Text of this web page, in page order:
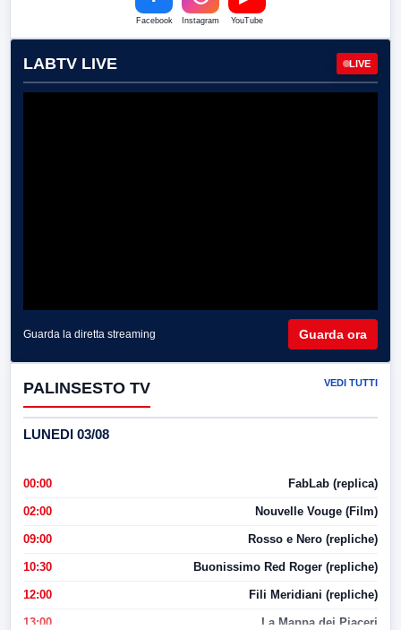
Facebook Instagram YouTube
LABTV LIVE LIVE
Guarda la diretta streaming Guarda ora
PALINSESTO TV VEDI TUTTI
LUNEDI 03/08
00:00 FabLab (replica)
02:00 Nouvelle Vouge (Film)
09:00 Rosso e Nero (repliche)
10:30 Buonissimo Red Roger (repliche)
12:00 Fili Meridiani (repliche)
13:00 La Mappa dei Piaceri